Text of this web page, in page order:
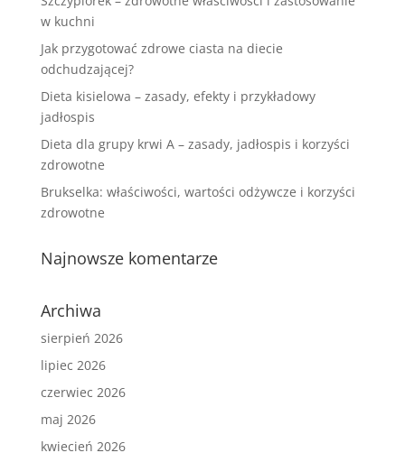
w kuchni
Jak przygotować zdrowe ciasta na diecie
odchudzającej?
Dieta kisielowa – zasady, efekty i przykładowy
jadłospis
Dieta dla grupy krwi A – zasady, jadłospis i korzyści
zdrowotne
Brukselka: właściwości, wartości odżywcze i korzyści
zdrowotne
Najnowsze komentarze
Archiwa
sierpień 2026
lipiec 2026
czerwiec 2026
maj 2026
kwiecień 2026